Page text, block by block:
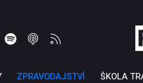
ZPRAVODAJSTVÍ ŠKOLA